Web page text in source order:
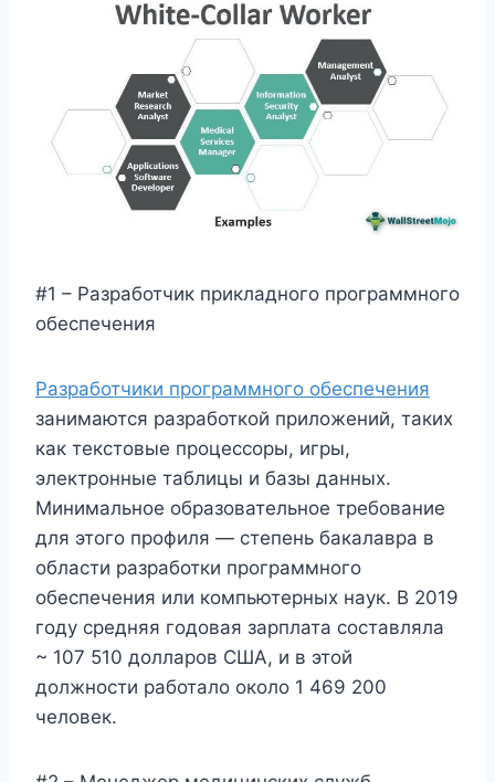
#1 – Разработчик прикладного программного
обеспечения
Разработчики программного обеспечения
занимаются разработкой приложений, таких
как текстовые процессоры, игры,
электронные таблицы и базы данных.
Минимальное образовательное требование
для этого профиля — степень бакалавра в
области разработки программного
обеспечения или компьютерных наук. В 2019
году средняя годовая зарплата составляла
~ 107 510 долларов США, и в этой
должности работало около 1 469 200
человек.